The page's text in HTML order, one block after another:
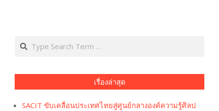
Search
เรื่องล่าสุด
SACIT ขับเคลื่อนประเทศไทยสู่ศูนย์กลางองค์ความรู้ศิลป